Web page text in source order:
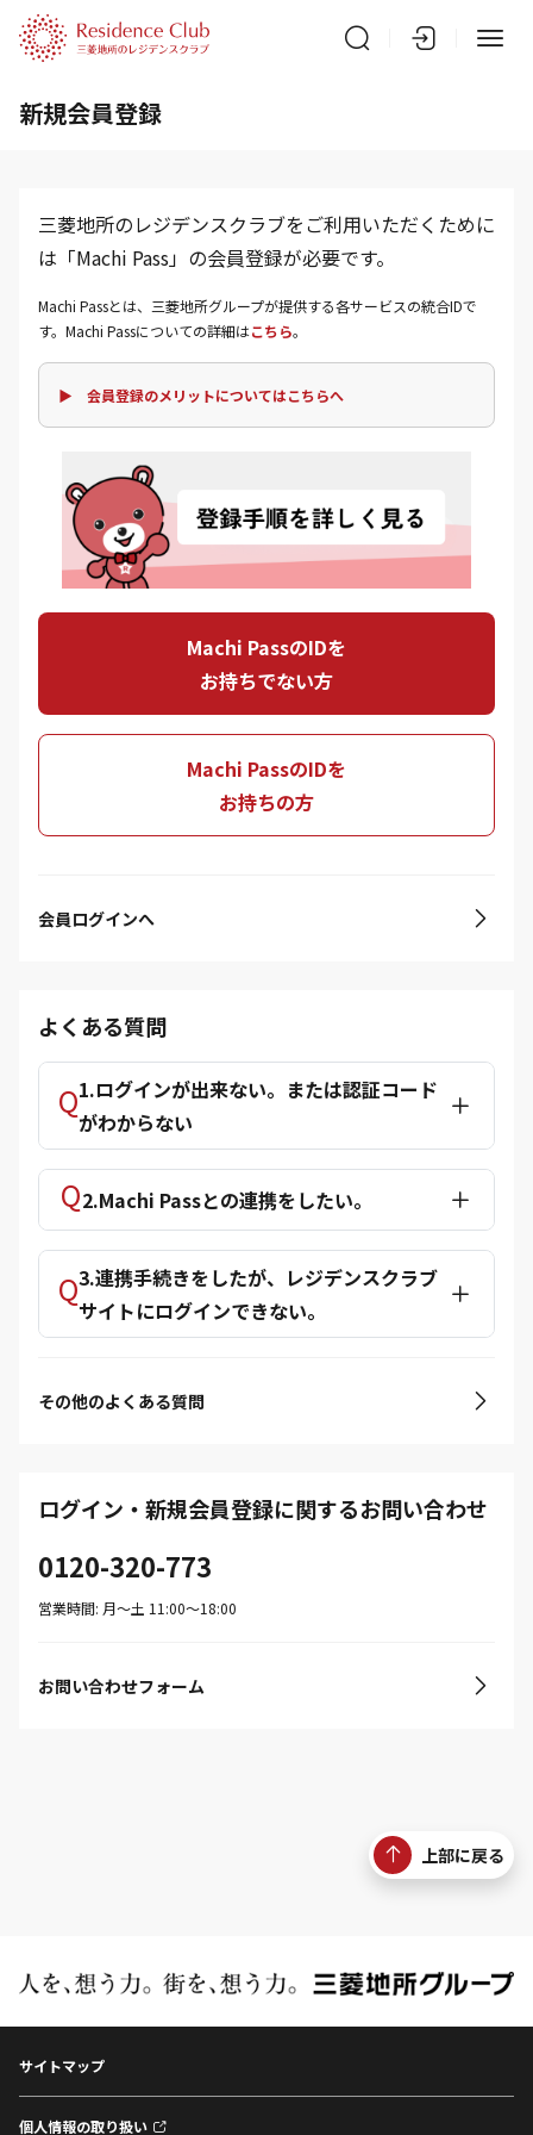
新規会員登録
三菱地所のレジデンスクラブをご利用いただくために
は「Machi Pass」の会員登録が必要です。
Machi Passとは、三菱地所グループが提供する各サービスの統合IDで
す。Machi Passについての詳細はこちら。
▶ 会員登録のメリットについてはこちらへ
Machi PassのIDを
お持ちでない方
Machi PassのIDを
お持ちの方
会員ログインへ
よくある質問
1.ログインが出来ない。または認証コード
がわからない
2.Machi Passとの連携をしたい。
3.連携手続きをしたが、レジデンスクラブ
サイトにログインできない。
その他のよくある質問
ログイン・新規会員登録に関するお問い合わせ
0120-320-773
営業時間: 月〜土 11:00〜18:00
お問い合わせフォーム
上部に戻る
サイトマップ
個人情報の取り扱い